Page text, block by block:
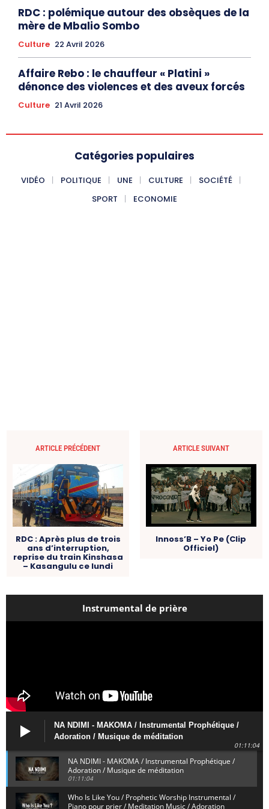
RDC : polémique autour des obsèques de la
mère de Mbalio Sombo
Culture 22 Avril 2026
Affaire Rebo : le chauffeur « Platini »
dénonce des violences et des aveux forcés
Culture 21 Avril 2026
Catégories populaires
VIDÉO POLITIQUE UNE CULTURE
SOCIÉTÉ
SPORT
ECONOMIE
ARTICLE PRÉCÉDENT
RDC : Après plus de trois
ans d’interruption,
reprise du train Kinshasa
– Kasangulu ce lundi
ARTICLE SUIVANT
Innoss’B – Yo Pe (Clip
Officiel)
Instrumental de prière
NA NDIMI - MAKOMA / Instrumental Prophétique /
Adoration / Musique de méditation
01:11:04
NA NDIMI - MAKOMA / Instrumental Prophétique /
Adoration / Musique de méditation
01:11:04
Who Is Like You / Prophetic Worship Instrumental /
Piano pour prier / Meditation Music / Adoration